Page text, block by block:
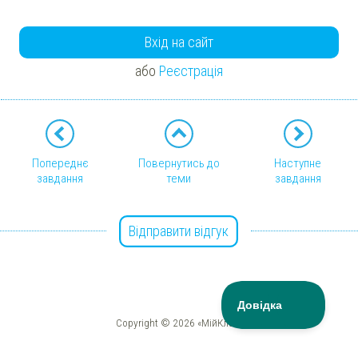
Вхід на сайт
або Реєстрація
Попереднє
завдання
Повернутись до
теми
Наступне
завдання
Відправити відгук
Copyright © 2026 «МійКлас»